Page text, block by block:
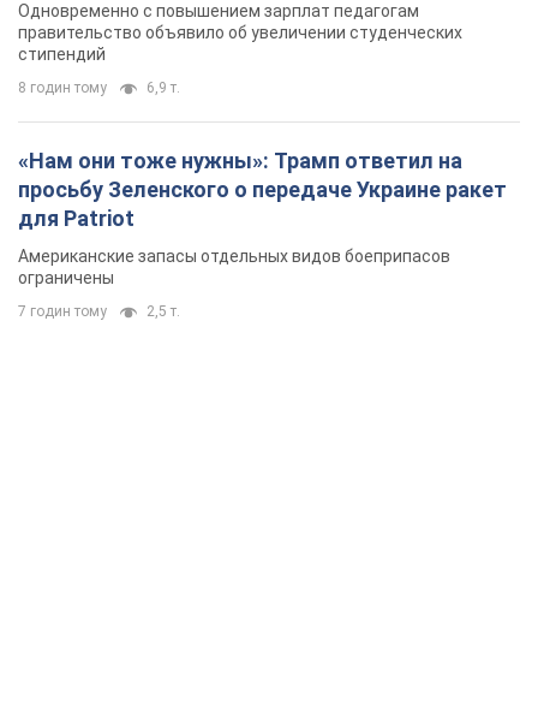
Одновременно с повышением зарплат педагогам
правительство объявило об увеличении студенческих
стипендий
8 годин тому 6,9 т.
«Нам они тоже нужны»: Трамп ответил на
просьбу Зеленского о передаче Украине ракет
для Patriot
Американские запасы отдельных видов боеприпасов
ограничены
7 годин тому 2,5 т.